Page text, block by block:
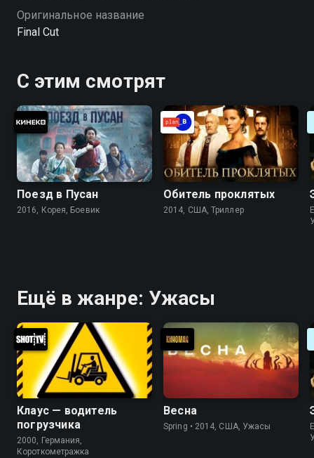
Оригинальное название
Final Cut
С этим смотрят
Поезд в Пусан
2016, Корея, Боевик
Обитель проклятых
2014, США, Триллер
Ещё в жанре: Ужасы
Клаус — водитель
погрузчика
2000, Германия,
Короткометражка
Весна
Spring • 2014, США, Ужасы